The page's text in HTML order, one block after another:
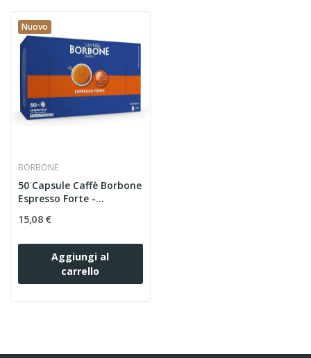
Nuovo
BORBONE
50 Capsule Caffè Borbone
Espresso Forte -...
15,08 €
Aggiungi al
carrello